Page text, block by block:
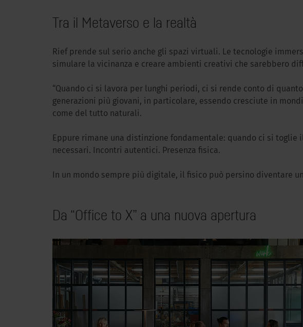
Tra il Metaverso e la realtà
Rief prende sul serio anche gli spazi virtuali. Le tecnologie
simulare la vicinanza e creare ambienti creativi che sarebbero
“Quando ci si lavora per lunghi periodi, ci si rende conto di
generazioni più giovani, in particolare, essendo cresciute in
come del tutto naturali.
Eppure rimane una distinzione fondamentale: quando ci si toglie
necessari. Incontri autentici. Presenza fisica.
In un mondo sempre più digitale, il fisico può persino diventare
Da “Office to X” a una nuova apertura